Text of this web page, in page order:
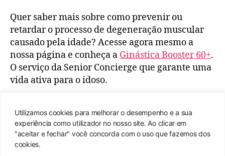
Utilizamos cookies para melhorar o desempenho e a sua
experiência como utilizador no nosso site. Ao clicar em
"aceitar e fechar" você concorda com o uso que fazemos dos
cookies.
Quer saber mais sobre como prevenir ou
retardar o processo de degeneração muscular
causado pela idade? Acesse agora mesmo a
nossa página e conheça a Ginástica Booster 60+.
O serviço da Senior Concierge que garante uma
vida ativa para o idoso.